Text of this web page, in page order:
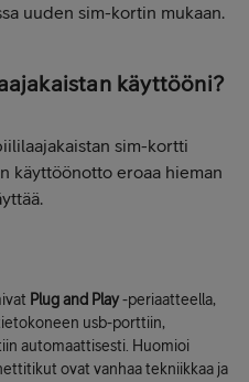
uuden sim-kortin mukaan.
käyttööni?
sim-kortti
käyttöönotto eroaa hieman
Plug and Play-periaatteella,
usb-porttiin,
automaattisesti. Huomioi
ovat vanhaa tekniikkaa ja